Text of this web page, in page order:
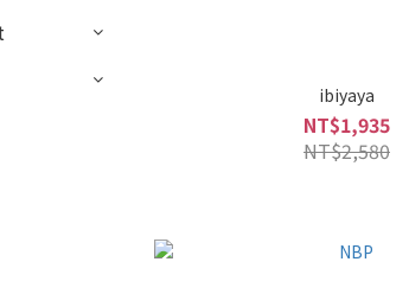
ibiyaya
NT$1,935
NT$2,580